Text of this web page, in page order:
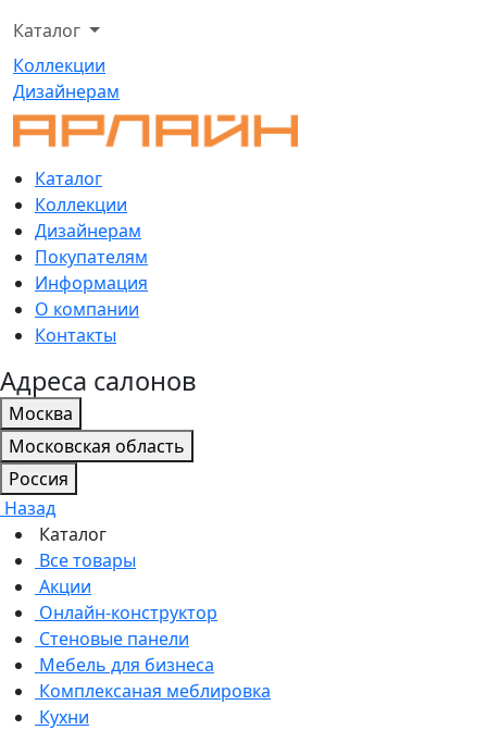
Каталог
Коллекции
Дизайнерам
Каталог
Коллекции
Дизайнерам
Покупателям
Информация
О компании
Контакты
Адреса салонов
Москва
Московская область
Россия
Назад
Каталог
Все товары
Акции
Онлайн-конструктор
Стеновые панели
Мебель для бизнеса
Комплексаная меблировка
Кухни